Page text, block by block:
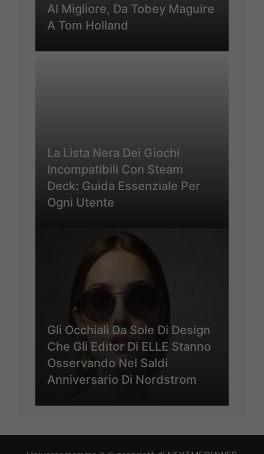
Al Migliore, Da Tobey Maguire
A Tom Holland
La Lista Nera Dei Giochi
Incompatibili Con Steam
Deck: Guida Essenziale Per
Ogni Utente
Gli Occhiali Da Sole Di Design
Che Gli Editor Di ELLE Stanno
Osservando Nel Saldi
Anniversario Di Nordstrom